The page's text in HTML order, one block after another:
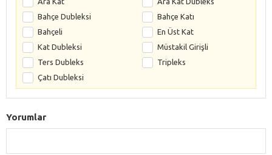
Bahçe Dubleksi
Bahçe Katı
Bahçeli
En Üst Kat
Kat Dubleksi
Müstakil Girişli
Ters Dubleks
Tripleks
Çatı Dubleksi
Yorumlar